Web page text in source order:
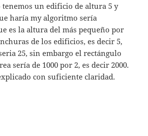
tenemos un edificio de altura 5 y
haría my algoritmo sería
es la altura del más pequeño por
de los edificios, es decir 5,
25, sin embargo el rectángulo
sería de 1000 por 2, es decir 2000.
con suficiente claridad.